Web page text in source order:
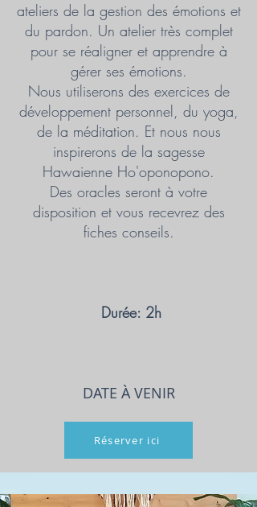
ateliers de la gestion des émotions et
du pardon. Un atelier très complet
pour se réaligner et apprendre à
gérer ses émotions.
Nous utiliserons des exercices de
développement personnel, du yoga,
de la méditation. Et nous nous
inspirerons de la sagesse
Hawaienne Ho'oponopono.
Des oracles seront à votre
disposition et vous recevrez des
fiches conseils.
Durée: 2h
DATE À VENIR
Réserver ici